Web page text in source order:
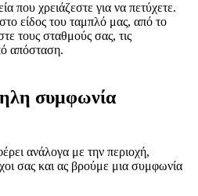
που χρειάζεστε για να πετύχετε.
είδος του ταμπλό μας, από το
τους σταθμούς σας, τις
απόσταση.
συμφωνία
ανάλογα με την περιοχή,
σας και ας βρούμε μια συμφωνία